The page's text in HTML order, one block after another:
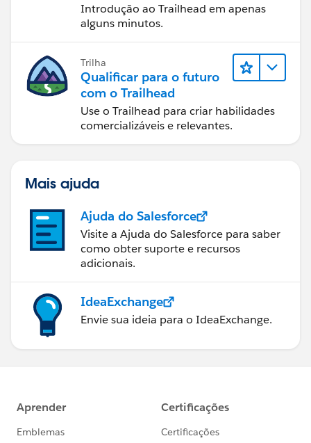
Introdução ao Trailhead em apenas
alguns minutos.
Trilha
Qualificar para o futuro
com o Trailhead
Use o Trailhead para criar habilidades
comercializáveis e relevantes.
Mais ajuda
Ajuda do Salesforce
Visite a Ajuda do Salesforce para saber
como obter suporte e recursos
adicionais.
IdeaExchange
Envie sua ideia para o IdeaExchange.